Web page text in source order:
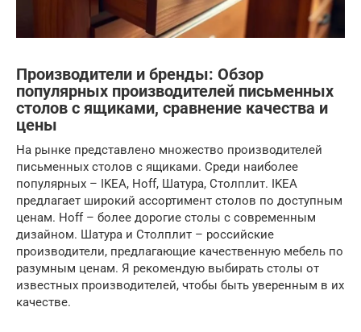
Производители и бренды: Обзор
популярных производителей письменных
столов с ящиками, сравнение качества и
цены
На рынке представлено множество производителей
письменных столов с ящиками. Среди наиболее
популярных – IKEA, Hoff, Шатура, Столплит. IKEA
предлагает широкий ассортимент столов по доступным
ценам. Hoff – более дорогие столы с современным
дизайном. Шатура и Столплит – российские
производители, предлагающие качественную мебель по
разумным ценам. Я рекомендую выбирать столы от
известных производителей, чтобы быть уверенным в их
качестве.